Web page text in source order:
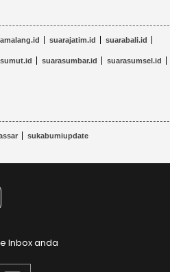
suarajatim.id suarabali.id
suarasumbar.id suarasumsel.id
sukabumiupdate
Inbox anda